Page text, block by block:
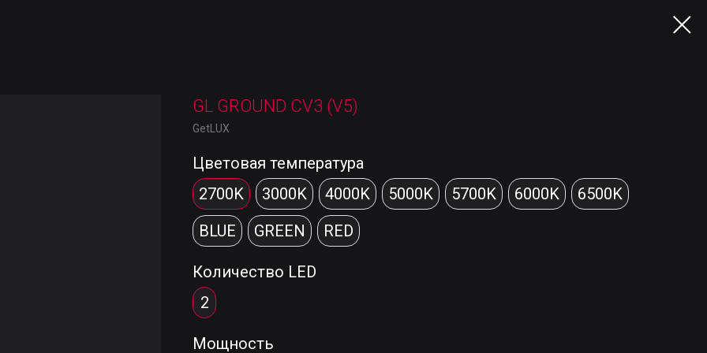
GL GROUND CV3 (V5)
GetLUX
Цветовая температура
2700K
3000K 4000K 5000K 5700K 6000K
6500K
BLUE
GREEN RED
Количество LED
2
Мощность